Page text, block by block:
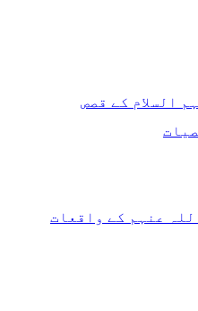
السلام کے قصص
عنہم کے واقعات